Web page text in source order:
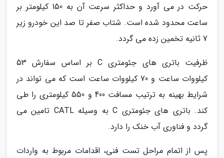
حرکت در می آورد و حداکثر سرعت آن به 150 کیلومتر بر
ساعت محدود شده است. شتاب صفر تا صد این خودرو زیر
7 ثانیه تخمین زده می گردد.
ظرفیت باتری های جئومتری C بر اساس سفارش 53
کیلووات ساعت و 70 کیلووات ساعت است که می تواند در
شرایط بهینه به ترتیب مسافت 400 و 550 کیلومتری را طی
کند. باتری های جئومتری C به وسیله CATL تامین می
گردد و فناوری آب خنک را دارد.
پس از اتمام مراحل تست فنی، اقدامات مربوط به واردات